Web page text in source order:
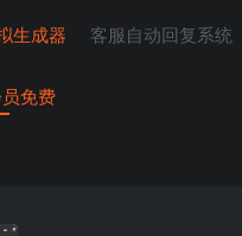
生成器 客服自动回复系统
免费